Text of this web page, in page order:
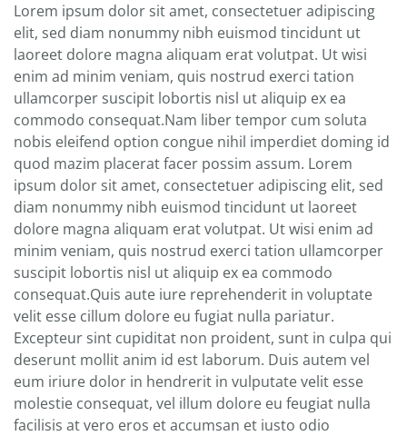
Lorem ipsum dolor sit amet, consectetuer adipiscing
elit, sed diam nonummy nibh euismod tincidunt ut
laoreet dolore magna aliquam erat volutpat. Ut wisi
enim ad minim veniam, quis nostrud exerci tation
ullamcorper suscipit lobortis nisl ut aliquip ex ea
commodo consequat.Nam liber tempor cum soluta
nobis eleifend option congue nihil imperdiet doming id
quod mazim placerat facer possim assum. Lorem
ipsum dolor sit amet, consectetuer adipiscing elit, sed
diam nonummy nibh euismod tincidunt ut laoreet
dolore magna aliquam erat volutpat. Ut wisi enim ad
minim veniam, quis nostrud exerci tation ullamcorper
suscipit lobortis nisl ut aliquip ex ea commodo
consequat.Quis aute iure reprehenderit in voluptate
velit esse cillum dolore eu fugiat nulla pariatur.
Excepteur sint cupiditat non proident, sunt in culpa qui
deserunt mollit anim id est laborum. Duis autem vel
eum iriure dolor in hendrerit in vulputate velit esse
molestie consequat, vel illum dolore eu feugiat nulla
facilisis at vero eros et accumsan et iusto odio